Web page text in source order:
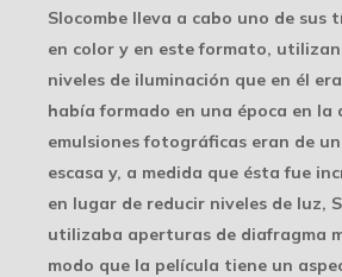
Slocombe lleva a cabo uno de sus
en color y en este formato,
niveles de iluminación que en él
había formado en una época en la
emulsiones fotográficas eran de
escasa y, a medida que ésta fue
en lugar de reducir niveles de luz,
utilizaba aperturas de diafragma
modo que la película tiene un